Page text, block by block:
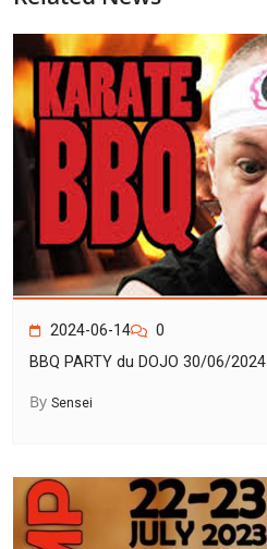
2024-06-14
0
BBQ PARTY du DOJO 30/06/2024
By Sensei